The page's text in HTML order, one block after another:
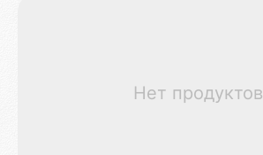
Нет продуктов